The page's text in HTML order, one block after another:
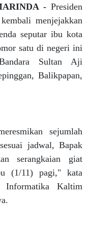
- Presiden
menjejakkan
seputar ibu kota
satu di negeri ini
Sultan Aji
Balikpapan,
sejumlah
jadwal, Bapak
serangkaian giat
(1/11) pagi," kata
Kaltim